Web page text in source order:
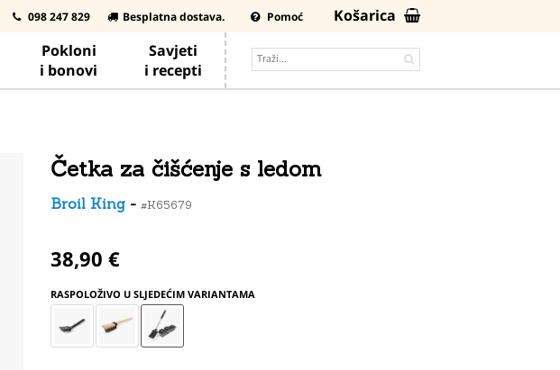
098 247 829 Besplatna dostava. Pomoć
Košarica
Pokloni
i bonovi
Savjeti
i recepti
Četka za čišćenje s ledom
Broil King- #K65679
38,90 €
RASPOLOŽIVO U SLJEDEĆIM VARIANTAMA